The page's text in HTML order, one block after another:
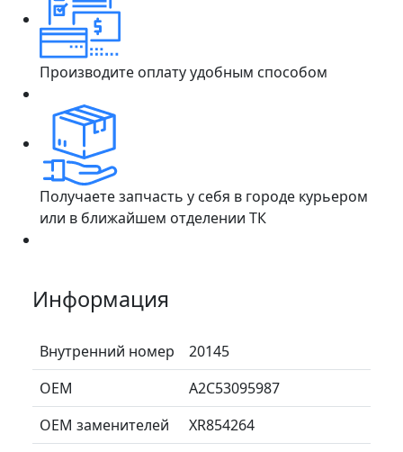
Производите оплату удобным способом
Получаете запчасть у себя в городе курьером
или в ближайшем отделении ТК
Информация
Внутренний номер
20145
ОЕМ
A2C53095987
ОЕМ заменителей
XR854264